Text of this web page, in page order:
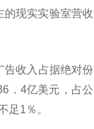
的现实实验室营收
告收入占据绝对份
．4亿美元，占公
足1％。